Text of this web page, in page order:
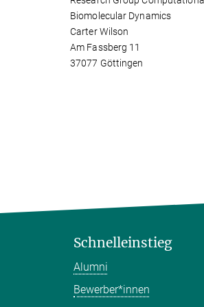
Biomolecular Dynamics
Carter Wilson
Am Fassberg 11
37077 Göttingen
Schnelleinstieg
Alumni
Bewerber*innen